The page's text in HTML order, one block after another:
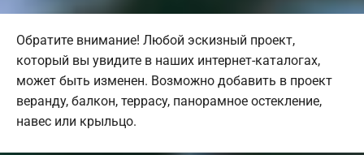
Обратите внимание! Любой эскизный проект,
который вы увидите в наших интернет-каталогах,
может быть изменен. Возможно добавить в проект
веранду, балкон, террасу, панорамное остекление,
навес или крыльцо.